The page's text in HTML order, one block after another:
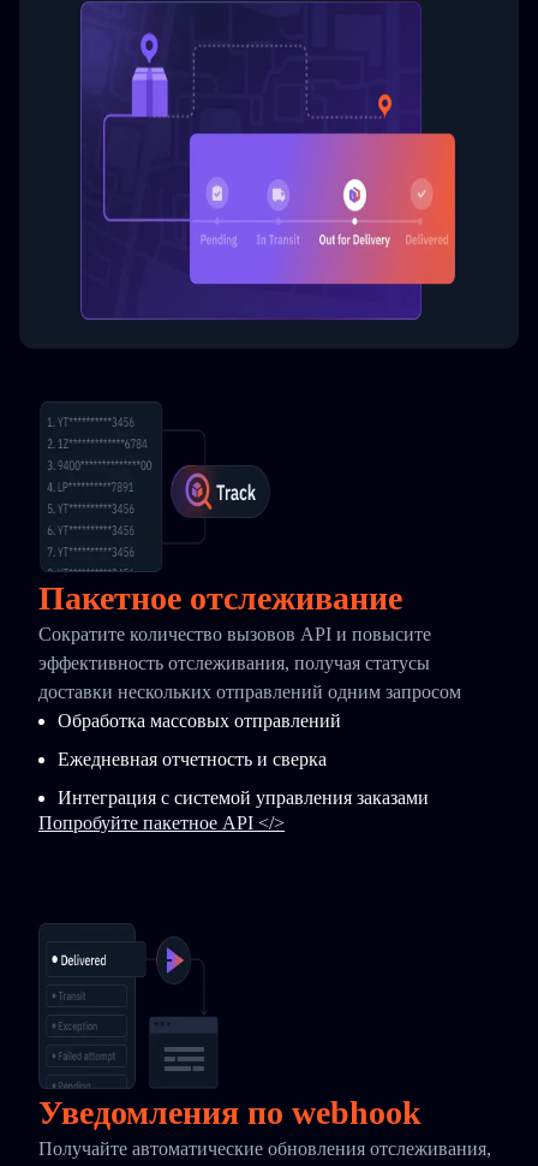
Пакетное отслеживание
Сократите количество вызовов API и повысите
эффективность отслеживания, получая статусы
доставки нескольких отправлений одним запросом
Обработка массовых отправлений
Ежедневная отчетность и сверка
Интеграция с системой управления заказами
Попробуйте пакетное API </>
Уведомления по webhook
Получайте автоматические обновления отслеживания,